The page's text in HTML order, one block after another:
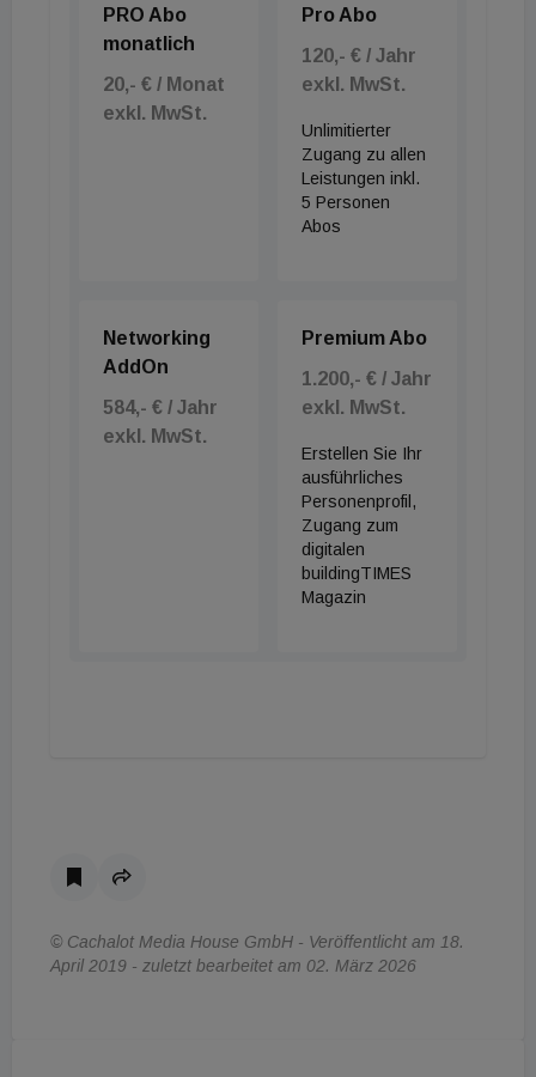
PRO Abo
monatlich
20,- € / Monat
exkl. MwSt.
Pro Abo
120,- € / Jahr
exkl. MwSt.
Unlimitierter
Zugang zu allen
Leistungen inkl.
5 Personen
Abos
Networking
AddOn
584,- € / Jahr
exkl. MwSt.
Premium Abo
1.200,- € / Jahr
exkl. MwSt.
Erstellen Sie Ihr
ausführliches
Personenprofil,
Zugang zum
digitalen
buildingTIMES
Magazin
© Cachalot Media House GmbH - Veröffentlicht am 18.
April 2019 - zuletzt bearbeitet am 02. März 2026